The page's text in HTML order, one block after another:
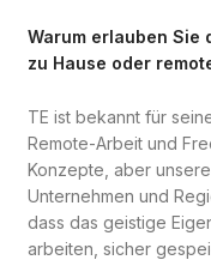
Warum erlauben Sie
zu Hause oder
TE ist bekannt für
Remote-Arbeit und
Konzepte, aber
Unternehmen und
dass das geistige
arbeiten, sicher